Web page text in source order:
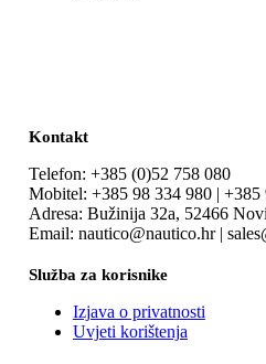
Kontakt
Telefon: +385 (0)52 758 080
Mobitel: +385 98 334 980 | +385
Adresa: Bužinija 32a, 52466
Email: nautico@nautico.hr |
Služba za korisnike
Izjava o privatnosti
Uvjeti korištenja